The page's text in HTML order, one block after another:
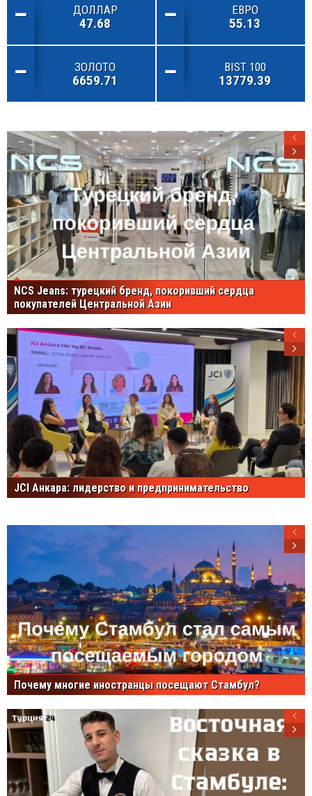
ДОЛЛАР
47.68
ЕВРО
55.13
ЗОЛОТО
6659.71
BIST 100
13779.39
NCS Jeans: турецкий бренд, покоривший сердца
покупателей Центральной Азии
JCI Анкара: лидерство и предпринимательство
Почему многие иностранцы посещают Стамбул?